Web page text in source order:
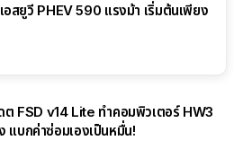
สยูวี PHEV 590 แรงม้า เริ่มต้นเพียง
ต FSD v14 Lite ทำคอมพิวเตอร์ HW3
แบกค่าซ่อมเองเป็นหมื่น!